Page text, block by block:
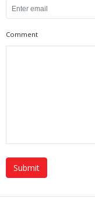
Comment